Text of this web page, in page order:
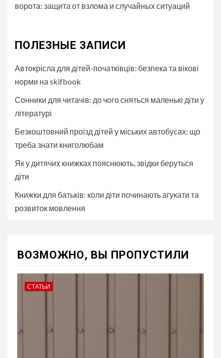
ворота: защита от взлома и случайных ситуаций
ПОЛЕЗНЫЕ ЗАПИСИ
Автокрісла для дітей-початківців: безпека та вікові
норми на skifbook
Сонники для читачів: до чого сняться маленькі діти у
літературі
Безкоштовний проїзд дітей у міських автобуcах: що
треба знати книголюбам
Як у дитячих книжках пояснюють, звідки беруться
діти
Книжки для батьків: коли діти починають агукати та
розвиток мовлення
ВОЗМОЖНО, ВЫ ПРОПУСТИЛИ
СТАТЬИ